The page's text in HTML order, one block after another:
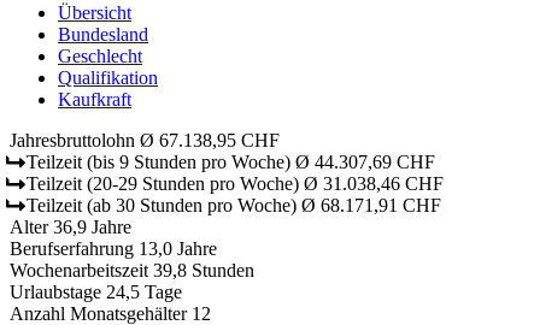
Übersicht
Bundesland
Geschlecht
Qualifikation
Kaufkraft
Jahresbruttolohn Ø 67.138,95 CHF
Teilzeit (bis 9 Stunden pro Woche) Ø 44.307,69 CHF
Teilzeit (20-29 Stunden pro Woche) Ø 31.038,46 CHF
Teilzeit (ab 30 Stunden pro Woche) Ø 68.171,91 CHF
Alter 36,9 Jahre
Berufserfahrung 13,0 Jahre
Wochenarbeitszeit 39,8 Stunden
Urlaubstage 24,5 Tage
Anzahl Monatsgehälter 12